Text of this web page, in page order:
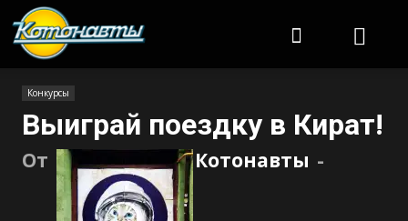
Конкурсы
Выиграй поездку в Кират!
От Котонавты -